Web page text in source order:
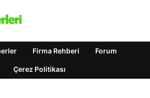
Firma Rehberi Forum
Çerez Politikası